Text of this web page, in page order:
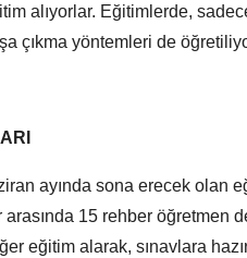
alıyorlar. Eğitimlerde,
çıkma yöntemleri de
ayında sona erecek olan
15 rehber öğretmen
eğitim alarak, sınavlara